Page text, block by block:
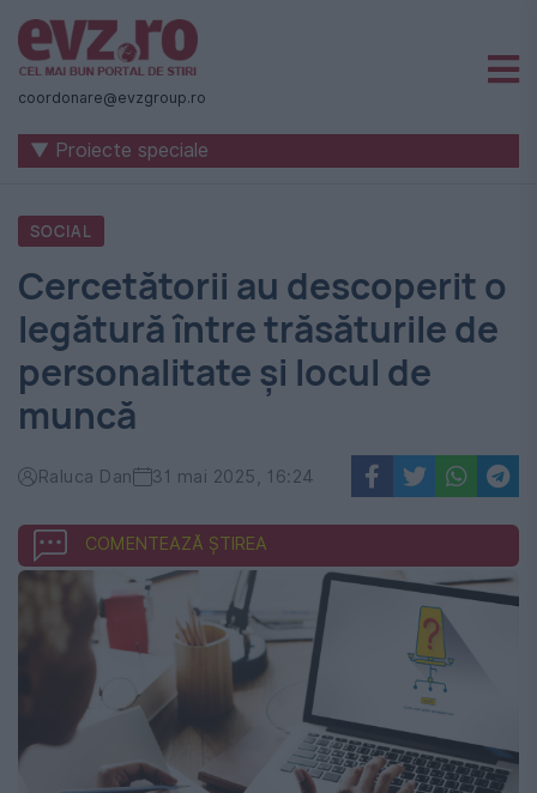
Știri
naționale
internaționale
România
-
Evenimentul
Zilei
coordonare@evzgroup.ro
▼ Proiecte speciale
SOCIAL
Cercetătorii au descoperit o
legătură între trăsăturile de
personalitate și locul de
muncă
Raluca Dan 31 mai 2025, 16:24
COMENTEAZĂ ȘTIREA